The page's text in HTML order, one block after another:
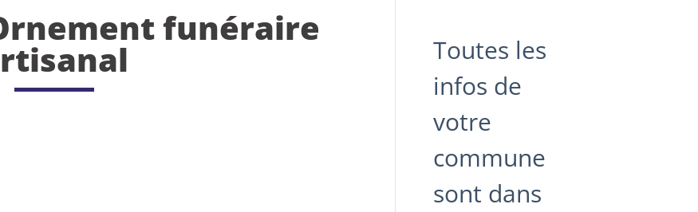
funéraire
Toutes les
infos de
votre
commune
sont dans